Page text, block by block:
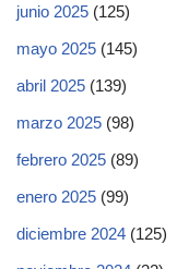
junio 2025 (125)
mayo 2025 (145)
abril 2025 (139)
marzo 2025 (98)
febrero 2025 (89)
enero 2025 (99)
diciembre 2024 (125)